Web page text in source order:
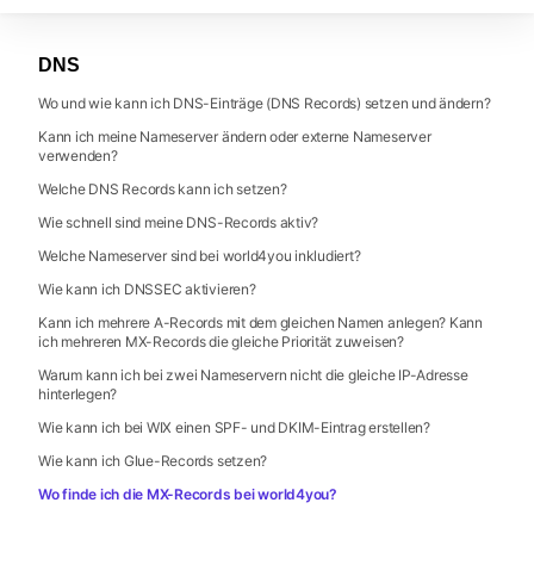
DNS
Wo und wie kann ich DNS-Einträge (DNS Records) setzen und ändern?
Kann ich meine Nameserver ändern oder externe Nameserver
verwenden?
Welche DNS Records kann ich setzen?
Wie schnell sind meine DNS-Records aktiv?
Welche Nameserver sind bei world4you inkludiert?
Wie kann ich DNSSEC aktivieren?
Kann ich mehrere A-Records mit dem gleichen Namen anlegen? Kann
ich mehreren MX-Records die gleiche Priorität zuweisen?
Warum kann ich bei zwei Nameservern nicht die gleiche IP-Adresse
hinterlegen?
Wie kann ich bei WIX einen SPF- und DKIM-Eintrag erstellen?
Wie kann ich Glue-Records setzen?
Wo finde ich die MX-Records bei world4you?